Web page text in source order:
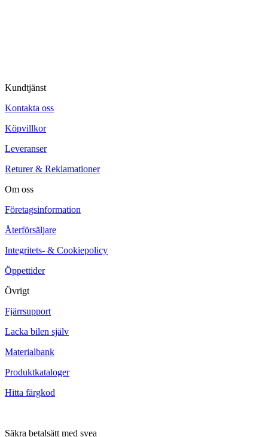
Kundtjänst
Kontakta oss
Köpvillkor
Leveranser
Returer & Reklamationer
Om oss
Företagsinformation
Återförsäljare
Integritets- & Cookiepolicy
Öppettider
Övrigt
Fjärrsupport
Lacka bilen själv
Materialbank
Produktkataloger
Hitta färgkod
Säkra betalsätt med svea